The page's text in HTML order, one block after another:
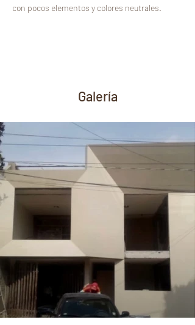
con pocos elementos y colores neutrales.
Galería